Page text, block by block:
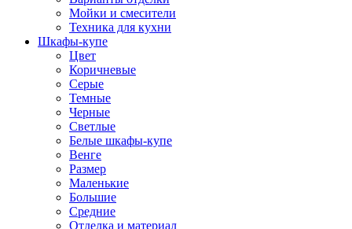
Мойки и смесители
Техника для кухни
Шкафы-купе
Цвет
Коричневые
Серые
Темные
Черные
Светлые
Белые шкафы-купе
Венге
Размер
Маленькие
Большие
Средние
Отделка и материал